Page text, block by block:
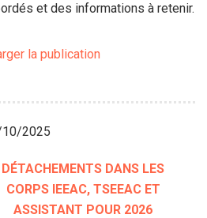
et des informations à retenir.
la publication
2025
DÉTACHEMENTS DANS LES
CORPS IEEAC, TSEEAC ET
ASSISTANT POUR 2026